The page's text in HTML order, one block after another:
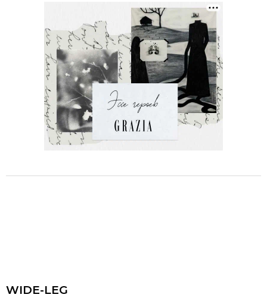
WIDE-LEG